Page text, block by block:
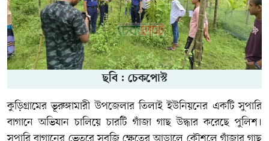
ছবি : চেকপোস্ট
কুড়িগ্রামের ভূরুঙ্গামারী উপজেলার তিলাই ইউনিয়নের একটি সুপারি
বাগানে অভিযান চালিয়ে চারটি গাঁজা গাছ উদ্ধার করেছে পুলিশ।